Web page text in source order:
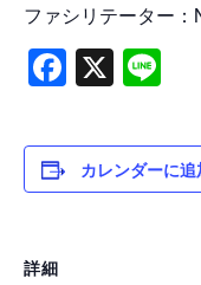
Art Project
Product
ファシリテーター：
X
カレンダーに追
詳細